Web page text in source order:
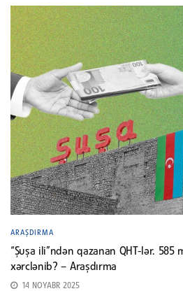
ARAŞDIRMA
“Şuşa ili”ndən qazanan QHT-lər. 585
xərclənib? – Araşdırma
14 NOYABR 2025